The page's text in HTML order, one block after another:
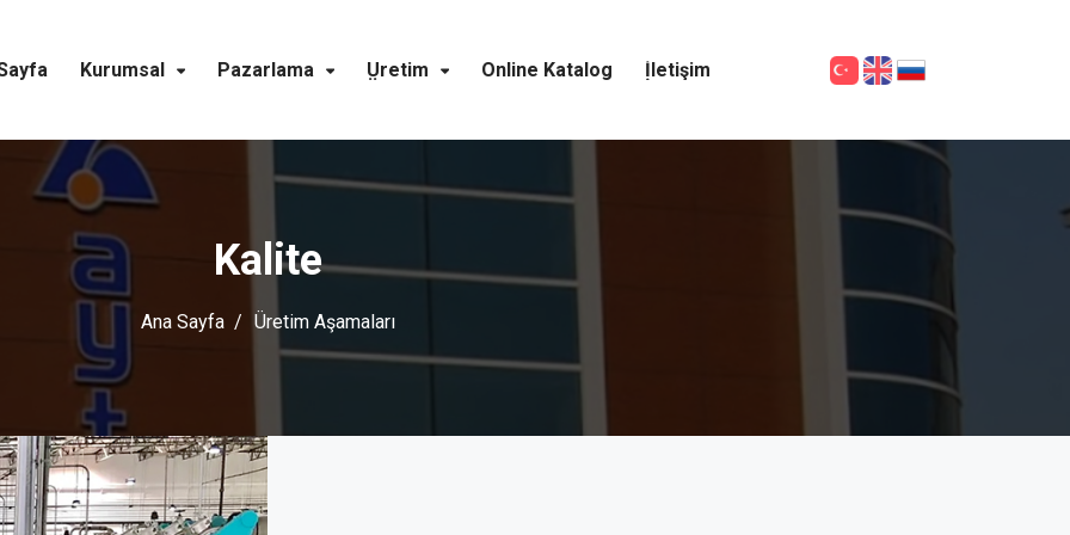
Kurumsal Pazarlama Üretim Online Katalog İletişim
Kalite
Ana Sayfa Üretim Aşamaları